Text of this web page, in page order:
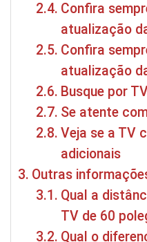
Confira
atualização
Confira
atualização
Busque por
Se atente
Veja se a TV
adicionais
Outras
Qual a
TV de 60
Qual o